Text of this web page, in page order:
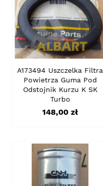
A173494 Uszczelka Filtra
Powietrza Guma Pod
Odstojnik Kurzu K SK
Turbo
Cena
148,00 zł